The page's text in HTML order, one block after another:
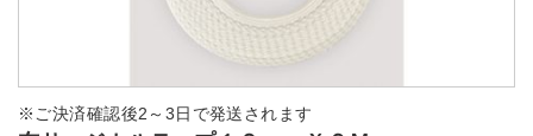
※ご決済確認後2～3日で発送されます